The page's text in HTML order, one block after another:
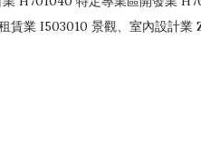
賃業 I503010 景觀、室內設計業